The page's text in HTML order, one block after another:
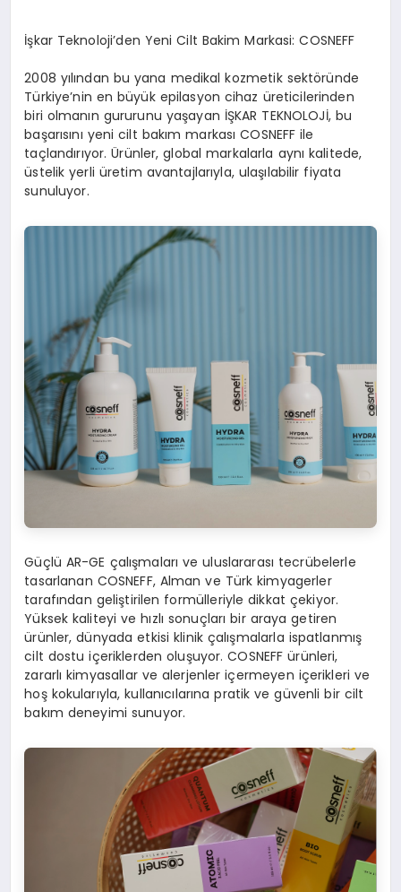
İşkar Teknoloji’den Yeni Cilt Bakim Markasi: COSNEFF
2008 yılından bu yana medikal kozmetik sektöründe
Türkiye’nin en büyük epilasyon cihaz üreticilerinden
biri olmanın gururunu yaşayan İŞKAR TEKNOLOJİ, bu
başarısını yeni cilt bakım markası COSNEFF ile
taçlandırıyor. Ürünler, global markalarla aynı kalitede,
üstelik yerli üretim avantajlarıyla, ulaşılabilir fiyata
sunuluyor.
Güçlü AR-GE çalışmaları ve uluslararası tecrübelerle
tasarlanan COSNEFF, Alman ve Türk kimyagerler
tarafından geliştirilen formülleriyle dikkat çekiyor.
Yüksek kaliteyi ve hızlı sonuçları bir araya getiren
ürünler, dünyada etkisi klinik çalışmalarla ispatlanmış
cilt dostu içeriklerden oluşuyor. COSNEFF ürünleri,
zararlı kimyasallar ve alerjenler içermeyen içerikleri ve
hoş kokularıyla, kullanıcılarına pratik ve güvenli bir cilt
bakım deneyimi sunuyor.